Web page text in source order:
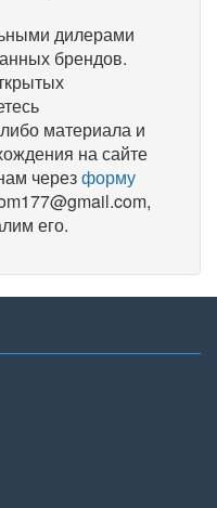
дилерами
брендов.
материала и
на сайте
черезформу
его.